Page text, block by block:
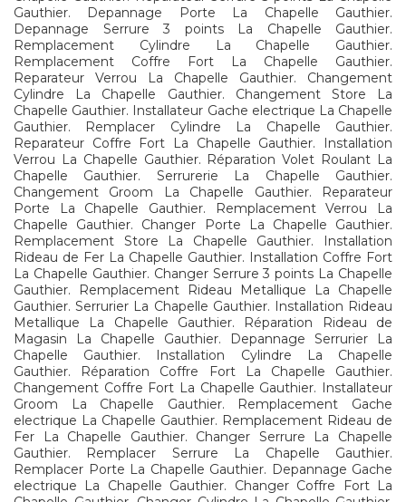
Gauthier. Depannage Porte La Chapelle Gauthier.
Depannage Serrure 3 points La Chapelle Gauthier.
Remplacement Cylindre La Chapelle Gauthier.
Remplacement Coffre Fort La Chapelle Gauthier.
Reparateur Verrou La Chapelle Gauthier. Changement
Cylindre La Chapelle Gauthier. Changement Store La
Chapelle Gauthier. Installateur Gache electrique La Chapelle
Gauthier. Remplacer Cylindre La Chapelle Gauthier.
Reparateur Coffre Fort La Chapelle Gauthier. Installation
Verrou La Chapelle Gauthier. Réparation Volet Roulant La
Chapelle Gauthier. Serrurerie La Chapelle Gauthier.
Changement Groom La Chapelle Gauthier. Reparateur
Porte La Chapelle Gauthier. Remplacement Verrou La
Chapelle Gauthier. Changer Porte La Chapelle Gauthier.
Remplacement Store La Chapelle Gauthier. Installation
Rideau de Fer La Chapelle Gauthier. Installation Coffre Fort
La Chapelle Gauthier. Changer Serrure 3 points La Chapelle
Gauthier. Remplacement Rideau Metallique La Chapelle
Gauthier. Serrurier La Chapelle Gauthier. Installation Rideau
Metallique La Chapelle Gauthier. Réparation Rideau de
Magasin La Chapelle Gauthier. Depannage Serrurier La
Chapelle Gauthier. Installation Cylindre La Chapelle
Gauthier. Réparation Coffre Fort La Chapelle Gauthier.
Changement Coffre Fort La Chapelle Gauthier. Installateur
Groom La Chapelle Gauthier. Remplacement Gache
electrique La Chapelle Gauthier. Remplacement Rideau de
Fer La Chapelle Gauthier. Changer Serrure La Chapelle
Gauthier. Remplacer Serrure La Chapelle Gauthier.
Remplacer Porte La Chapelle Gauthier. Depannage Gache
electrique La Chapelle Gauthier. Changer Coffre Fort La